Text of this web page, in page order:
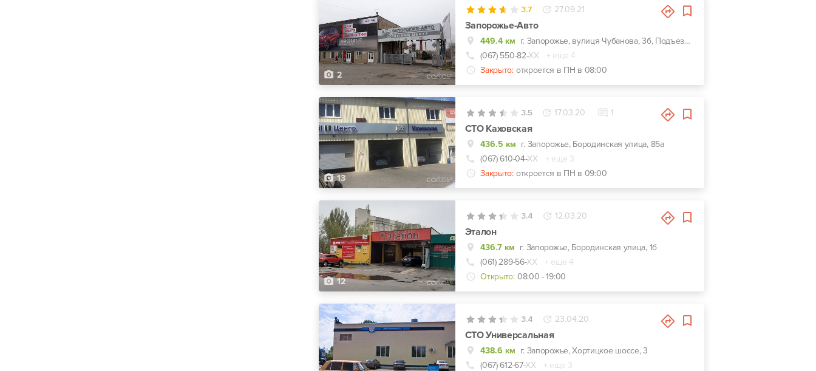
2
3.7 27.09.21
Запорожье-Авто
449.4 км
г. Запорожье, вулиця Чубанова, 3б, Подъезд с Набережной магистрали, напротив ЗАЗа.
(067) 550-82-ХХ
+ еще 4
Закрыто: откроется в ПН в 08:00
13
3.5 17.03.20 1
СТО Каховская
436.5 км г. Запорожье, Бородинская улица, 85а
(067) 610-04-ХХ
+ еще 3
Закрыто: откроется в ПН в 09:00
12
3.4 12.03.20
Эталон
436.7 км г. Запорожье, Бородинская улица, 1б
(061) 289-56-ХХ
+ еще 4
Открыто: 08:00 - 19:00
3.4 23.04.20
СТО Универсальная
438.6 км г. Запорожье, Хортицкое шоссе, 3
(067) 612-67-ХХ
+ еще 3